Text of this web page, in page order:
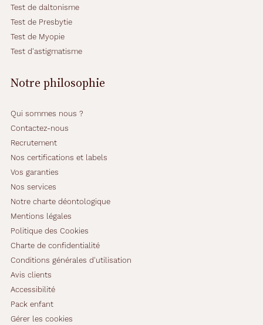
Test de daltonisme
Test de Presbytie
Test de Myopie
Test d'astigmatisme
Notre philosophie
Qui sommes nous ?
Contactez-nous
Recrutement
Nos certifications et labels
Vos garanties
Nos services
Notre charte déontologique
Mentions légales
Politique des Cookies
Charte de confidentialité
Conditions générales d'utilisation
Avis clients
Accessibilité
Pack enfant
Gérer les cookies